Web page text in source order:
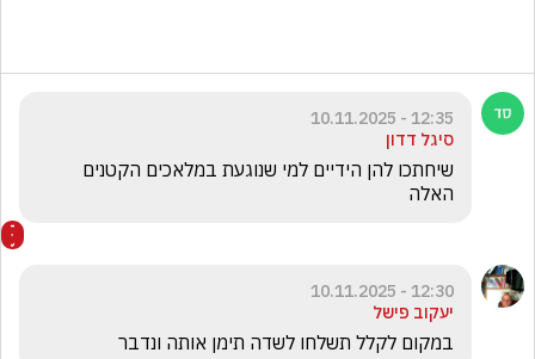
12:35 - 10.11.2025
סיגל דדון
האלה
12:30 - 10.11.2025
יעקוב פישל
במקום לקלל תשלחו לשדה תימן אותה ונדבר